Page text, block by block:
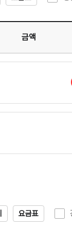
금액
요금표